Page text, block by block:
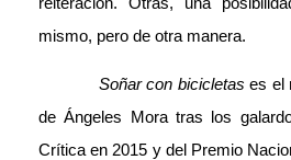
mismo, pero de otra manera.
Soñar con bicicletas es el
de Ángeles Mora tras los
Crítica en 2015 y del Premio